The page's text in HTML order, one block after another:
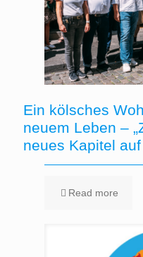
Ein kölsches
neuem Leben –
neues Kapitel auf
Read more